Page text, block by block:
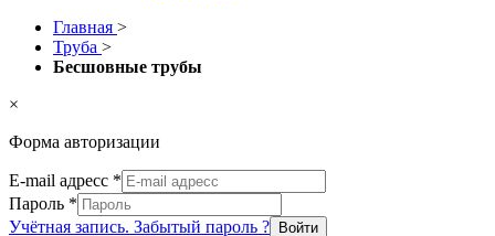
Главная >
Труба >
Бесшовные трубы
×
Форма авторизации
E-mail адресс *
Пароль *
Учётная запись. Забытый пароль ?
Войти